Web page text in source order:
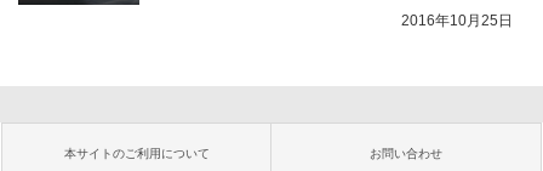
2016年10月25日
本サイトのご利用について お問い合わせ